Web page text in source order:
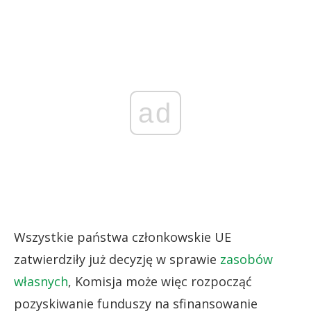
ad
Wszystkie państwa członkowskie UE
zatwierdziły już decyzję w sprawie zasobów
własnych, Komisja może więc rozpocząć
pozyskiwanie funduszy na sfinansowanie